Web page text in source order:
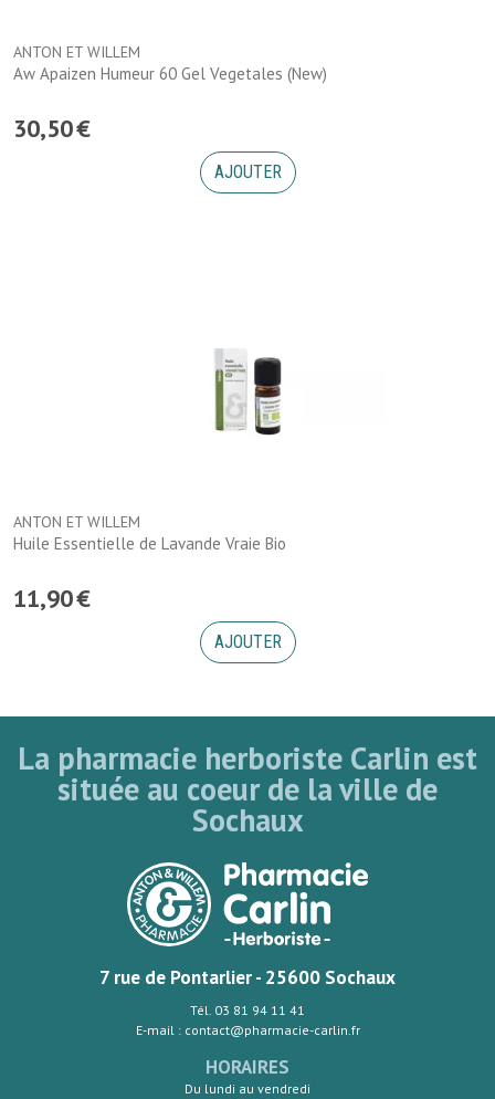
ANTON ET WILLEM
Aw Apaizen Humeur 60 Gel Vegetales (New)
30,50€
AJOUTER
ANTON ET WILLEM
Huile Essentielle de Lavande Vraie Bio
11,90€
AJOUTER
La pharmacie herboriste Carlin est
située au coeur de la ville de
Sochaux
7 rue de Pontarlier - 25600 Sochaux
Tél. 03 81 94 11 41
E-mail : contact@pharmacie-carlin.fr
HORAIRES
Du lundi au vendredi